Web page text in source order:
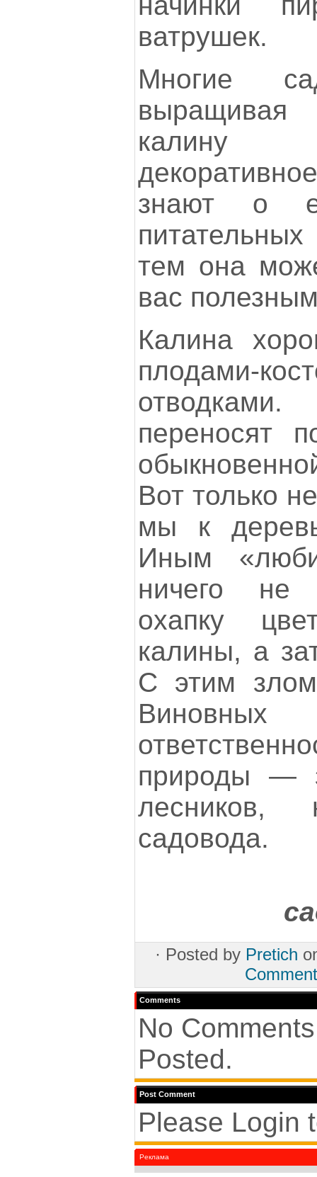
ватрушек.
Многие
калину
знают о
тем она
вас
Калина
плодами-
переносят
Вот только
мы к
Иным
ничего не
охапку
калины, а
С этим
Виновных
природы —
садовода.
· Posted by Pretich
Comments
No
Posted.
Post Comment
Please Login
Реклама